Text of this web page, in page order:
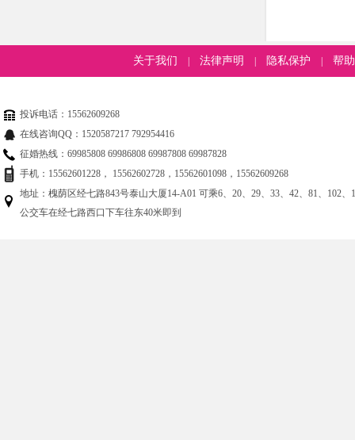
关于我们 法律声明 隐私保护 帮
投诉电话：15562609268
在线咨询QQ：1520587217 792954416
征婚热线：69985808 69986808 69987808 69987828
手机：15562601228， 15562602728，15562601098，15562609268
地址：槐荫区经七路843号泰山大厦14-A01 可乘6、20、29、33、42、81、102
公交车在经七路西口下车往东40米即到